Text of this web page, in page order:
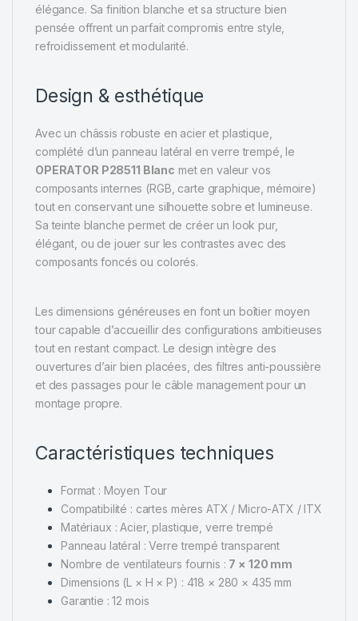
élégance. Sa finition blanche et sa structure bien
pensée offrent un parfait compromis entre style,
refroidissement et modularité.
Design & esthétique
Avec un châssis robuste en acier et plastique,
complété d’un panneau latéral en verre trempé, le
OPERATOR P28511 Blanc met en valeur vos
composants internes (RGB, carte graphique, mémoire)
tout en conservant une silhouette sobre et lumineuse.
Sa teinte blanche permet de créer un look pur,
élégant, ou de jouer sur les contrastes avec des
composants foncés ou colorés.
Les dimensions généreuses en font un boîtier moyen
tour capable d’accueillir des configurations ambitieuses
tout en restant compact. Le design intègre des
ouvertures d’air bien placées, des filtres anti-poussière
et des passages pour le câble management pour un
montage propre.
Caractéristiques techniques
Format : Moyen Tour
Compatibilité : cartes mères ATX / Micro-ATX / ITX
Matériaux : Acier, plastique, verre trempé
Panneau latéral : Verre trempé transparent
Nombre de ventilateurs fournis : 7 × 120 mm
Dimensions (L × H × P) : 418 × 280 × 435 mm
Garantie : 12 mois